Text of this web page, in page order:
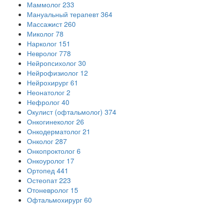
Маммолог 233
Мануальный терапевт 364
Массажист 260
Миколог 78
Нарколог 151
Невролог 778
Нейропсихолог 30
Нейрофизиолог 12
Нейрохирург 61
Неонатолог 2
Нефролог 40
Окулист (офтальмолог) 374
Онкогинеколог 26
Онкодерматолог 21
Онколог 287
Онкопроктолог 6
Онкоуролог 17
Ортопед 441
Остеопат 223
Отоневролог 15
Офтальмохирург 60